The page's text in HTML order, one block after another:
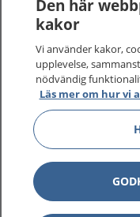
1177 – tryggt
På 1177.se får du
sjukdomar och
Logga in för att
vårdärenden. Ring
1177 ger dig råd
Den här
kakor
Vi använder kakor,
upplevelse,
nödvändig
Läs mer om hur vi